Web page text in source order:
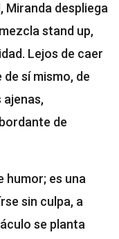
Miranda despliega
stand up,
Lejos de caer
sí mismo, de
ajenas,
de
humor; es una
sin culpa, a
se planta